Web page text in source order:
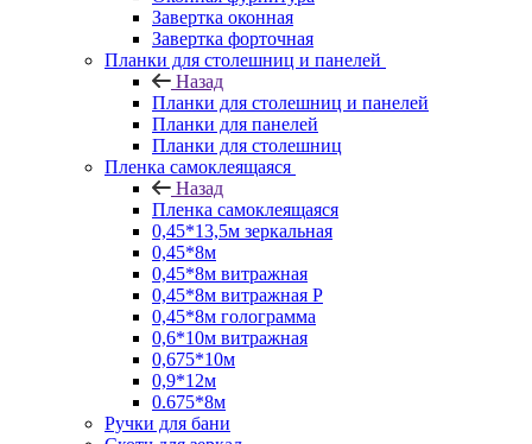
Завертка оконная
Завертка форточная
Планки для столешниц и панелей
Назад
Планки для столешниц и панелей
Планки для панелей
Планки для столешниц
Пленка самоклеящаяся
Назад
Пленка самоклеящаяся
0,45*13,5м зеркальная
0,45*8м
0,45*8м витражная
0,45*8м витражная Р
0,45*8м голограмма
0,6*10м витражная
0,675*10м
0,9*12м
0.675*8м
Ручки для бани